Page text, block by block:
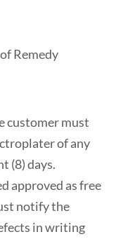
Remedy
customer must
of any
(8) days.
approved as free
notify the
in writing